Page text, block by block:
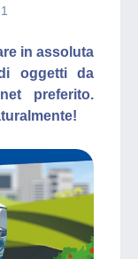
in assoluta
oggetti da
preferito.